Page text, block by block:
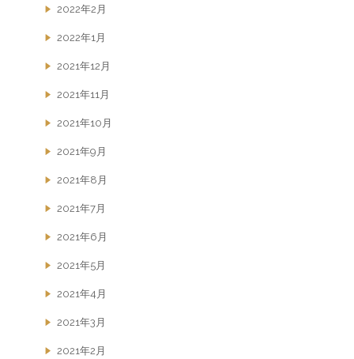
2022年2月
2022年1月
2021年12月
2021年11月
2021年10月
2021年9月
2021年8月
2021年7月
2021年6月
2021年5月
2021年4月
2021年3月
2021年2月